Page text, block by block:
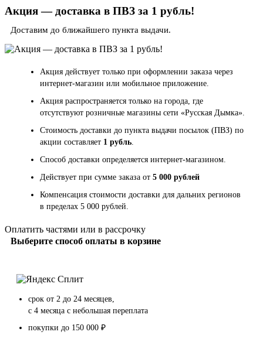
Акция — доставка в ПВЗ за 1 рубль!
Доставим до ближайшего пункта выдачи.
Акция действует только при оформлении заказа через
интернет-магазин или мобильное приложение.
Акция распространяется только на города, где
отсутствуют розничные магазины сети «Русская Дымка».
Стоимость доставки до пункта выдачи посылок (ПВЗ) по
акции составляет 1 рубль.
Способ доставки определяется интернет-магазином.
Действует при сумме заказа от 5 000 рублей
Компенсация стоимости доставки для дальних регионов
в пределах 5 000 рублей.
Оплатить частями или в рассрочку
Выберите способ оплаты в корзине
срок от 2 до 24 месяцев,
с 4 месяца с небольшая переплата
покупки до 150 000 ₽